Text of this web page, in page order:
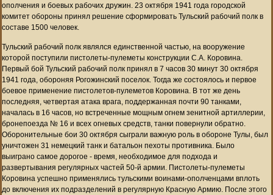
ополчения и боевых рабочих дружин. 23 октября 1941 года городской
комитет обороны принял решение сформировать Тульский рабочий полк в
составе 1500 человек.
Тульский рабочий полк являлся единственной частью, на вооружение
которой поступили пистолеты-пулеметы конструкции С.А. Коровина.
Первый бой Тульский рабочий полк принял в 7 часов 30 минут 30 октября
1941 года, обороняя Рогожинский поселок. Тогда же состоялось и первое
боевое применение пистолетов-пулеметов Коровина. В тот же день
последняя, четвертая атака врага, поддержанная почти 90 танками,
началась в 16 часов, но встреченные мощным огнем зенитной артиллерии,
бронепоезда № 16 и всех огневых средств, танки повернули обратно.
Оборонительные бои 30 октября сыграли важную роль в обороне Тулы, был
уничтожен 31 немецкий танк и батальон пехоты противника. Было
выиграно самое дорогое - время, необходимое для подхода и
развертывания регулярных частей 50-й армии. Пистолеты-пулеметы
Коровина успешно применялись тульскими воинами-ополченцами вплоть
до включения их подразделений в регулярную Красную Армию. После этого